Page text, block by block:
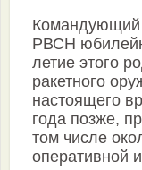
Командующий
РВСН
летие этого
ракетного
настоящего
года позже,
том числе
оперативной